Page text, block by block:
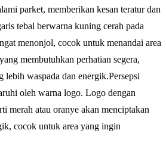
parket, memberikan kesan teratur dan
tebal berwarna kuning cerah pada
menonjol, cocok untuk menandai area
membutuhkan perhatian segera,
lebih waspada dan energik.Persepsi
oleh warna logo. Logo dengan
merah atau oranye akan menciptakan
cocok untuk area yang ingin